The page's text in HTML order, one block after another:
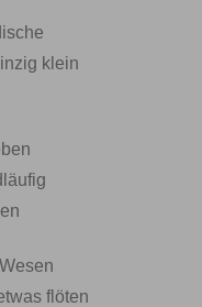
klein
flöten